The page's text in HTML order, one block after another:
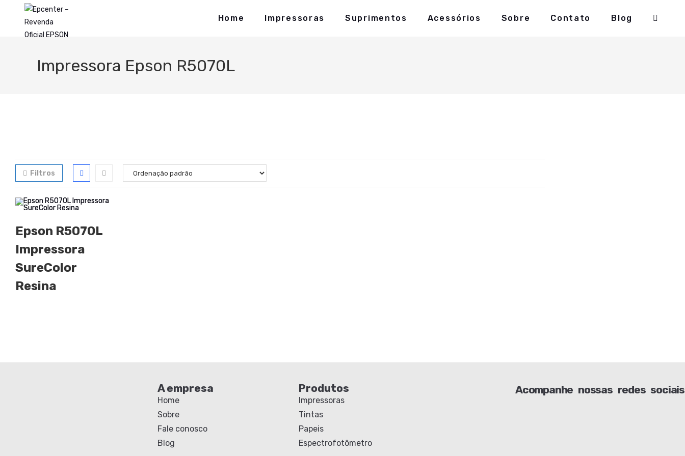
Home Impressoras Suprimentos Acessórios Sobre Contato Blog
Impressora Epson R5070L
Filtros
Epson R5070L
Impressora
SureColor
Resina
A empresa
Home
Sobre
Fale conosco
Blog
Produtos
Impressoras
Tintas
Papeis
Espectrofotômetro
Acompanhe nossas redes sociais